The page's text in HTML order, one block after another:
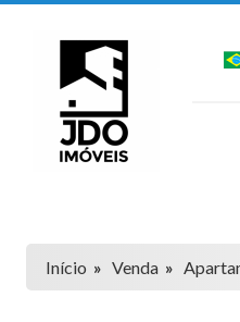
Início » Venda »